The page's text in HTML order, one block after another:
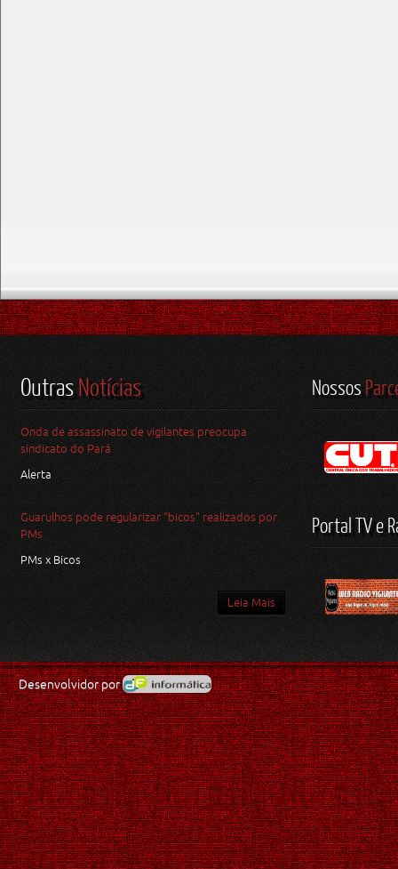
OutrasNotícias
Onda de assassinato de vigilantes preocupa
sindicato do Pará
Alerta
Guarulhos pode regularizar “bicos" realizados por
PMs
PMs x Bicos
Leia Mais
Nossos
Portal TV e
Desenvolvidor por